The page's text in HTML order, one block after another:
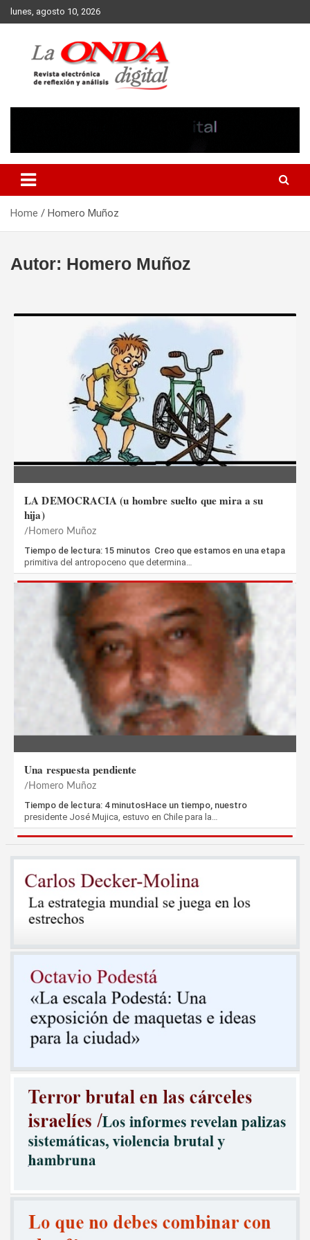
Skip
to
lunes, agosto 10, 2026
Home Homero Muñoz
Autor: Homero Muñoz
LA DEMOCRACIA (u hombre suelto que mira a su
hija)
Homero Muñoz
Tiempo de lectura: 15 minutos Creo que estamos en una etapa
primitiva del antropoceno que determina…
Una respuesta pendiente
Homero Muñoz
Tiempo de lectura: 4 minutosHace un tiempo, nuestro
presidente José Mujica, estuvo en Chile para la…